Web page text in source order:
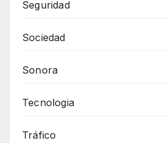
Seguridad
Sociedad
Sonora
Tecnologia
Tráfico